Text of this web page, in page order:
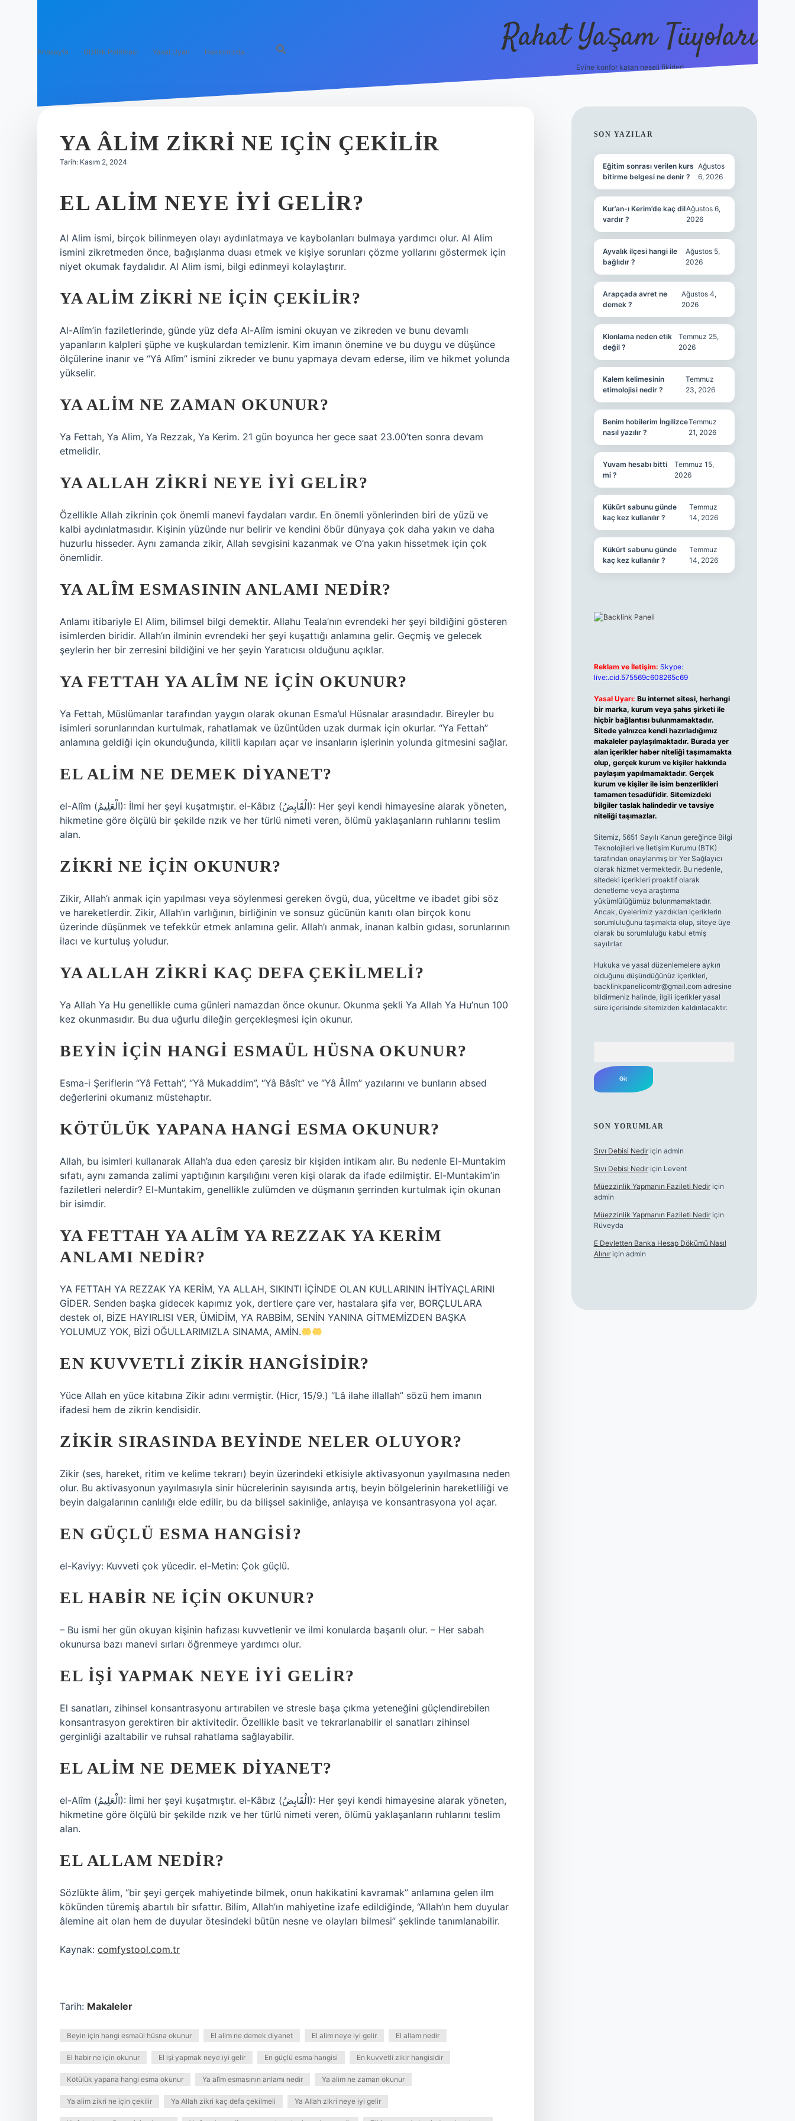
Anasayfa Gizlilik Politikası Yasal Uyarı Hakkımızda Rahat Yaşam Tüyoları
Evine konfor katan neşeli fikirler!
YA ÂLIM ZIKRI NE IÇIN ÇEKILIR
Tarih: Kasım 2, 2024
EL ALIM NEYE IYI GELIR?
Al Alim ismi, birçok bilinmeyen olayı aydınlatmaya ve kaybolanları bulmaya yardımcı olur. Al Alim
ismini zikretmeden önce, bağışlanma duası etmek ve kişiye sorunları çözme yollarını göstermek için
niyet okumak faydalıdır. Al Alim ismi, bilgi edinmeyi kolaylaştırır.
YA ALIM ZIKRI NE IÇIN ÇEKILIR?
Al-Alîm’in faziletlerinde, günde yüz defa Al-Alîm ismini okuyan ve zikreden ve bunu devamlı
yapanların kalpleri şüphe ve kuşkulardan temizlenir. Kim imanın önemine ve bu duygu ve düşünce
ölçülerine inanır ve “Yâ Alîm” ismini zikreder ve bunu yapmaya devam ederse, ilim ve hikmet yolunda
yükselir.
YA ALIM NE ZAMAN OKUNUR?
Ya Fettah, Ya Alim, Ya Rezzak, Ya Kerim. 21 gün boyunca her gece saat 23.00’ten sonra devam
etmelidir.
YA ALLAH ZIKRI NEYE IYI GELIR?
Özellikle Allah zikrinin çok önemli manevi faydaları vardır. En önemli yönlerinden biri de yüzü ve
kalbi aydınlatmasıdır. Kişinin yüzünde nur belirir ve kendini öbür dünyaya çok daha yakın ve daha
huzurlu hisseder. Aynı zamanda zikir, Allah sevgisini kazanmak ve O’na yakın hissetmek için çok
önemlidir.
YA ALÎM ESMASININ ANLAMI NEDIR?
Anlamı itibariyle El Alim, bilimsel bilgi demektir. Allahu Teala’nın evrendeki her şeyi bildiğini gösteren
isimlerden biridir. Allah’ın ilminin evrendeki her şeyi kuşattığı anlamına gelir. Geçmiş ve gelecek
şeylerin her bir zerresini bildiğini ve her şeyin Yaratıcısı olduğunu açıklar.
YA FETTAH YA ALÎM NE IÇIN OKUNUR?
Ya Fettah, Müslümanlar tarafından yaygın olarak okunan Esma’ul Hüsnalar arasındadır. Bireyler bu
isimleri sorunlarından kurtulmak, rahatlamak ve üzüntüden uzak durmak için okurlar. “Ya Fettah”
anlamına geldiği için okunduğunda, kilitli kapıları açar ve insanların işlerinin yolunda gitmesini sağlar.
EL ALIM NE DEMEK DIYANET?
el-Alîm (الْعَلِيمُ): İlmi her şeyi kuşatmıştır. el-Kâbız (الْقَابِضُ): Her şeyi kendi himayesine alarak yöneten,
hikmetine göre ölçülü bir şekilde rızık ve her türlü nimeti veren, ölümü yaklaşanların ruhlarını teslim
alan.
ZIKRI NE IÇIN OKUNUR?
Zikir, Allah’ı anmak için yapılması veya söylenmesi gereken övgü, dua, yüceltme ve ibadet gibi söz
ve hareketlerdir. Zikir, Allah’ın varlığının, birliğinin ve sonsuz gücünün kanıtı olan birçok konu
üzerinde düşünmek ve tefekkür etmek anlamına gelir. Allah’ı anmak, inanan kalbin gıdası, sorunlarının
ilacı ve kurtuluş yoludur.
YA ALLAH ZIKRI KAÇ DEFA ÇEKILMELI?
Ya Allah Ya Hu genellikle cuma günleri namazdan önce okunur. Okunma şekli Ya Allah Ya Hu’nun 100
kez okunmasıdır. Bu dua uğurlu dileğin gerçekleşmesi için okunur.
BEYIN IÇIN HANGI ESMAÜL HÜSNA OKUNUR?
Esma-i Şeriflerin “Yâ Fettah”, “Yâ Mukaddim”, “Yâ Bâsît” ve “Yâ Âlîm” yazılarını ve bunların absed
değerlerini okumanız müstehaptır.
KÖTÜLÜK YAPANA HANGI ESMA OKUNUR?
Allah, bu isimleri kullanarak Allah’a dua eden çaresiz bir kişiden intikam alır. Bu nedenle El-Muntakim
sıfatı, aynı zamanda zalimi yaptığının karşılığını veren kişi olarak da ifade edilmiştir. El-Muntakim’in
faziletleri nelerdir? El-Muntakim, genellikle zulümden ve düşmanın şerrinden kurtulmak için okunan
bir isimdir.
YA FETTAH YA ALÎM YA REZZAK YA KERIM
ANLAMI NEDIR?
YA FETTAH YA REZZAK YA KERİM, YA ALLAH, SIKINTI İÇİNDE OLAN KULLARININ İHTİYAÇLARINI
GİDER. Senden başka gidecek kapımız yok, dertlere çare ver, hastalara şifa ver, BORÇLULARA
destek ol, BİZE HAYIRLISI VER, ÜMİDİM, YA RABBİM, SENİN YANINA GİTMEMİZDEN BAŞKA
YOLUMUZ YOK, BİZİ OĞULLARIMIZLA SINAMA, AMİN.
EN KUVVETLI ZIKIR HANGISIDIR?
Yüce Allah en yüce kitabına Zikir adını vermiştir. (Hicr, 15/9.) “Lâ ilahe illallah” sözü hem imanın
ifadesi hem de zikrin kendisidir.
ZIKIR SIRASINDA BEYINDE NELER OLUYOR?
Zikir (ses, hareket, ritim ve kelime tekrarı) beyin üzerindeki etkisiyle aktivasyonun yayılmasına neden
olur. Bu aktivasyonun yayılmasıyla sinir hücrelerinin sayısında artış, beyin bölgelerinin hareketliliği ve
beyin dalgalarının canlılığı elde edilir, bu da bilişsel sakinliğe, anlayışa ve konsantrasyona yol açar.
EN GÜÇLÜ ESMA HANGISI?
el-Kaviyy: Kuvveti çok yücedir. el-Metin: Çok güçlü.
EL HABIR NE IÇIN OKUNUR?
– Bu ismi her gün okuyan kişinin hafızası kuvvetlenir ve ilmi konularda başarılı olur. – Her sabah
okunursa bazı manevi sırları öğrenmeye yardımcı olur.
EL IŞI YAPMAK NEYE IYI GELIR?
El sanatları, zihinsel konsantrasyonu artırabilen ve stresle başa çıkma yeteneğini güçlendirebilen
konsantrasyon gerektiren bir aktivitedir. Özellikle basit ve tekrarlanabilir el sanatları zihinsel
gerginliği azaltabilir ve ruhsal rahatlama sağlayabilir.
EL ALIM NE DEMEK DIYANET?
el-Alîm (الْعَلِيمُ): İlmi her şeyi kuşatmıştır. el-Kâbız (الْقَابِضُ): Her şeyi kendi himayesine alarak yöneten,
hikmetine göre ölçülü bir şekilde rızık ve her türlü nimeti veren, ölümü yaklaşanların ruhlarını teslim
alan.
EL ALLAM NEDIR?
Sözlükte âlim, “bir şeyi gerçek mahiyetinde bilmek, onun hakikatini kavramak” anlamına gelen ilm
kökünden türemiş abartılı bir sıfattır. Bilim, Allah’ın mahiyetine izafe edildiğinde, “Allah’ın hem duyular
âlemine ait olan hem de duyular ötesindeki bütün nesne ve olayları bilmesi” şeklinde tanımlanabilir.
Kaynak: comfystool.com.tr
Tarih: Makaleler
Beyin için hangi esmaül hüsna okunur El alim ne demek diyanet El alim neye iyi gelir El allam nedir
El habir ne için okunur El işi yapmak neye iyi gelir En güçlü esma hangisi En kuvvetli zikir hangisidir
Kötülük yapana hangi esma okunur Ya alîm esmasının anlamı nedir Ya alim ne zaman okunur
Ya alim zikri ne için çekilir Ya Allah zikri kaç defa çekilmeli Ya Allah zikri neye iyi gelir
SIDEBAR
SON YAZILAR
Eğitim sonrası verilen kurs
bitirme belgesi ne denir ?
Ağustos
6, 2026
Kur’an-ı Kerim’de kaç dil
vardır ?
Ağustos 6,
2026
Ayvalık ilçesi hangi ile
bağlıdır ?
Ağustos 5,
2026
Arapçada avret ne
demek ?
Ağustos 4,
2026
Klonlama neden etik
değil ?
Temmuz 25,
2026
Kalem kelimesinin
etimolojisi nedir ?
Temmuz
23, 2026
Benim hobilerim İngilizce
nasıl yazılır ?
Temmuz
21, 2026
Yuvam hesabı bitti
mi ?
Temmuz 15,
2026
Kükürt sabunu günde
kaç kez kullanılır ?
Temmuz
14, 2026
Kükürt sabunu günde
kaç kez kullanılır ?
Temmuz
14, 2026
Reklam ve İletişim: Skype:
live:.cid.575569c608265c69
Yasal Uyarı: Bu internet sitesi, herhangi
bir marka, kurum veya şahıs şirketi ile
hiçbir bağlantısı bulunmamaktadır.
Sitede yalnızca kendi hazırladığımız
makaleler paylaşılmaktadır. Burada yer
alan içerikler haber niteliği taşımamakta
olup, gerçek kurum ve kişiler hakkında
paylaşım yapılmamaktadır. Gerçek
kurum ve kişiler ile isim benzerlikleri
tamamen tesadüfidir. Sitemizdeki
bilgiler taslak halindedir ve tavsiye
niteliği taşımazlar.
Sitemiz, 5651 Sayılı Kanun gereğince Bilgi
Teknolojileri ve İletişim Kurumu (BTK)
tarafından onaylanmış bir Yer Sağlayıcı
olarak hizmet vermektedir. Bu nedenle,
sitedeki içerikleri proaktif olarak
denetleme veya araştırma
yükümlülüğümüz bulunmamaktadır.
Ancak, üyelerimiz yazdıkları içeriklerin
sorumluluğunu taşımakta olup, siteye üye
olarak bu sorumluluğu kabul etmiş
sayılırlar.
Hukuka ve yasal düzenlemelere aykırı
olduğunu düşündüğünüz içerikleri,
backlinkpanelicomtr@gmail.comadresine
bildirmeniz halinde, ilgili içerikler yasal
süre içerisinde sitemizden kaldırılacaktır.
SON YORUMLAR
Sıvı Debisi Nediriçin admin
Sıvı Debisi Nediriçin Levent
Müezzinlik Yapmanın Fazileti Nediriçin
admin
Müezzinlik Yapmanın Fazileti Nediriçin
Rüveyda
E Devletten Banka Hesap Dökümü Nasıl
Alınıriçin admin
ilbet canlı maç izle